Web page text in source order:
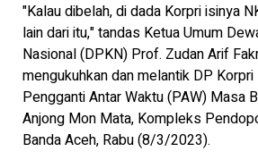
"Kalau dibelah, di dada Korpri isinya
lain dari itu," tandas Ketua Umum
Nasional (DPKN) Prof. Zudan Arif
mengukuhkan dan melantik DP
Pengganti Antar Waktu (PAW) Masa
Anjong Mon Mata, Kompleks
Banda Aceh, Rabu (8/3/2023).